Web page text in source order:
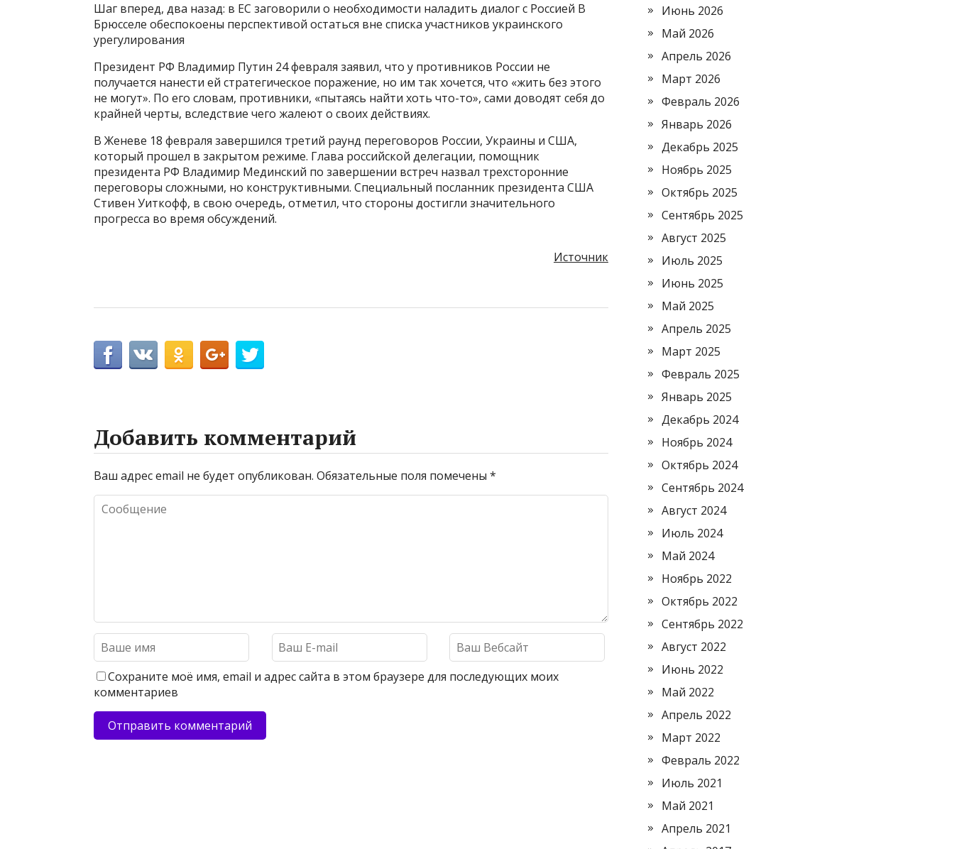
Шаг вперед, два назад: в ЕС заговорили о необходимости наладить диалог с Россией В
Брюсселе обеспокоены перспективой остаться вне списка участников украинского
урегулирования
Президент РФ Владимир Путин 24 февраля заявил, что у противников России не
получается нанести ей стратегическое поражение, но им так хочется, что «жить без этого
не могут». По его словам, противники, «пытаясь найти хоть что-то», сами доводят себя до
крайней черты, вследствие чего жалеют о своих действиях.
В Женеве 18 февраля завершился третий раунд переговоров России, Украины и США,
который прошел в закрытом режиме. Глава российской делегации, помощник
президента РФ Владимир Мединский по завершении встреч назвал трехсторонние
переговоры сложными, но конструктивными. Специальный посланник президента США
Стивен Уиткофф, в свою очередь, отметил, что стороны достигли значительного
прогресса во время обсуждений.
Источник
Добавить комментарий
Ваш адрес email не будет опубликован. Обязательные поля помечены *
Сохраните моё имя, email и адрес сайта в этом браузере для последующих моих
комментариев
Июнь 2026
Май 2026
Апрель 2026
Март 2026
Февраль 2026
Январь 2026
Декабрь 2025
Ноябрь 2025
Октябрь 2025
Сентябрь 2025
Август 2025
Июль 2025
Июнь 2025
Май 2025
Апрель 2025
Март 2025
Февраль 2025
Январь 2025
Декабрь 2024
Ноябрь 2024
Октябрь 2024
Сентябрь 2024
Август 2024
Июль 2024
Май 2024
Ноябрь 2022
Октябрь 2022
Сентябрь 2022
Август 2022
Июнь 2022
Май 2022
Апрель 2022
Март 2022
Февраль 2022
Июль 2021
Май 2021
Апрель 2021